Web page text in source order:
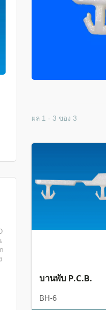
ผล 1 - 3 ของ 3
บานพับ P.C.B.
BH-6